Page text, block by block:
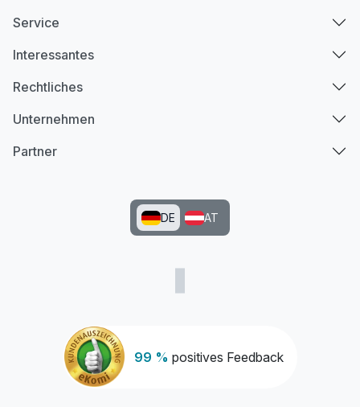
99 % positives Feedback
Service
Interessantes
Rechtliches
Unternehmen
Partner
DE AT